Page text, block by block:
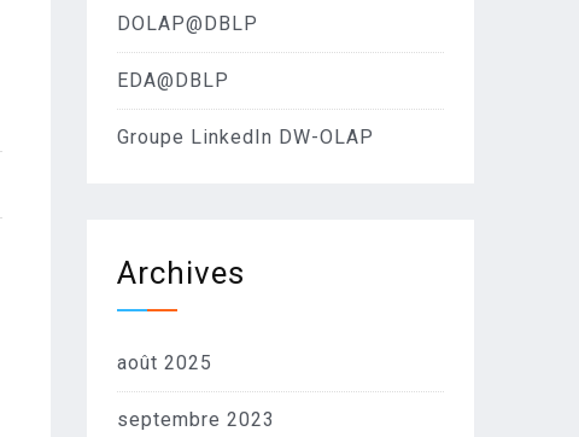
DOLAP@DBLP
EDA@DBLP
Groupe LinkedIn DW-OLAP
Archives
août 2025
septembre 2023